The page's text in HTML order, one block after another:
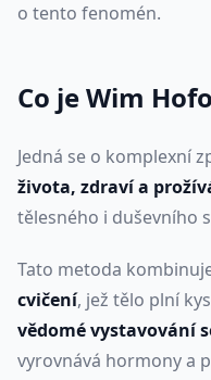
o tento fenomén.
Co je Wim
Jedná se o komplexní
života, zdraví a
tělesného i duševního
Tato metoda
cvičení, jež tělo plní
vědomé vystavování
vyrovnává hormony a